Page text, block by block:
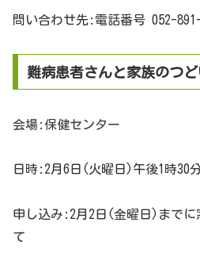
問い合わせ先:電話番号 052-
難病患者さんと家族のつど
会場:保健センター
日時:2月6日(火曜日)午後1時30
申し込み:2月2日(金曜日)までに
て